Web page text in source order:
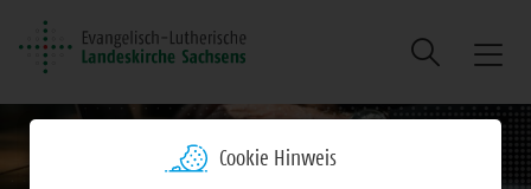
Suche
Cookie Hinweis